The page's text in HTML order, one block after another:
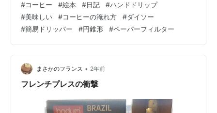
しいコーヒーのいれ方がよくわかる世界でいちばんやさ
しいコーヒーの絵本。 コーヒーは、絶対に必要なもので
はない。だけど、おいしいコーヒーがあるだけで、日々
のくらしはずっとゆたかになる。 自分の好きなコーヒー
が、家でいれられるようになる。それだけで毎日は変わ
るんだ。 豆を挽い…
#コーヒー #絵本 #日記 #ハンドドリップ
#美味しい #コーヒーの淹れ方 #ダイソー
#簡易ドリッパー #円錐形 #ペーパーフィルター
まさかのフランス • 2年前
フレンチプレスの衝撃